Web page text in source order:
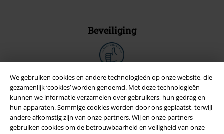
We gebruiken cookies en andere technologieën op onze website, die
gezamenlijk ‘cookies’ worden genoemd. Met deze technologieën
kunnen we informatie verzamelen over gebruikers, hun gedrag en
hun apparaten. Sommige cookies worden door ons geplaatst, terwijl
andere afkomstig zijn van onze partners. Wij en onze partners
gebruiken cookies om de betrouwbaarheid en veiligheid van onze
Beveiliging